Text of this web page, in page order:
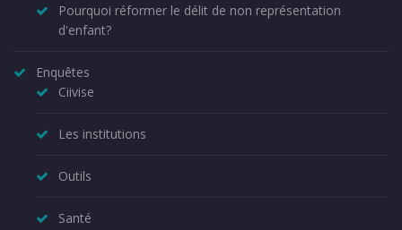
Pourquoi réformer le délit de non représentation
d'enfant?
Enquêtes
Ciivise
Les institutions
Outils
Santé